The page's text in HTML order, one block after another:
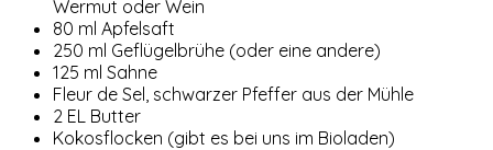
Wermut oder Wein
80 ml Apfelsaft
250 ml Geflügelbrühe (oder eine andere)
125 ml Sahne
Fleur de Sel, schwarzer Pfeffer aus der Mühle
2 EL Butter
Kokosflocken (gibt es bei uns im Bioladen)